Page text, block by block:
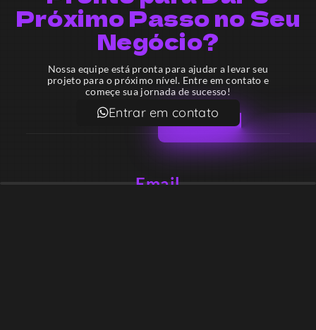
Próximo Passo no Seu
Negócio?
Nossa equipe está pronta para ajudar a levar seu
projeto para o próximo nível. Entre em contato e
começe sua jornada de sucesso!
Entrar em contato
Email